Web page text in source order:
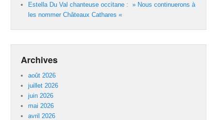
Estella Du Val chanteuse occitane : » Nous continuerons à
les nommer Châteaux Cathares «
Archives
août 2026
juillet 2026
juin 2026
mai 2026
avril 2026